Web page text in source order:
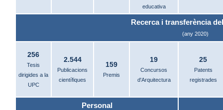
educativa
Recerca i transferència
(any 2020)
256
Tesis
dirigides a la
UPC
2.544
Publicacions
científiques
159
Premis
19
Concursos
d'Arquitectura
25
Patents
registrades
Personal